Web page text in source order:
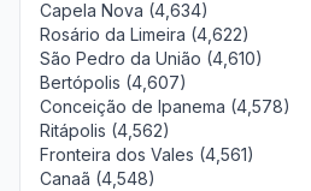
Capela Nova (4,634)
Rosário da Limeira (4,622)
São Pedro da União (4,610)
Bertópolis (4,607)
Conceição de Ipanema (4,578)
Ritápolis (4,562)
Fronteira dos Vales (4,561)
Canaã (4,548)